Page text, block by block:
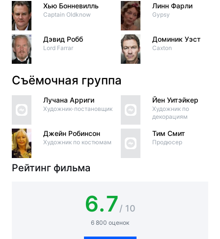
Хью Бонневилль
Captain Oldknow
Дэвид Робб
Lord Farrar
Линн Фарли
Gypsy
Доминик Уэст
Caxton
Съёмочная группа
Лучана Арриги
Художник-постановщик
Джейн Робинсон
Художник по костюмам
Йен Уитэйкер
Художник по
декорациям
Тим Смит
Продюсер
Рейтинг фильма
6.7/ 10
6 800 оценок